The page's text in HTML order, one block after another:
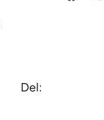
Del: